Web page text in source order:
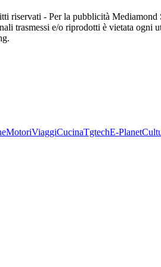
riservati - Per la pubblicità
trasmessi e/o riprodotti è vietata ogni
MotoriViaggiCucinaTgtechE-Planet